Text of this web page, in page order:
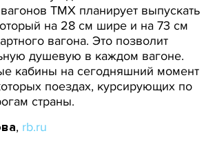
ТМХ планирует выпускать
на 28 см шире и на 73 см
вагона. Это позволит
душевую в каждом вагоне.
кабины на сегодняшний момент
поездах, курсирующих по
страны.
, rb.ru